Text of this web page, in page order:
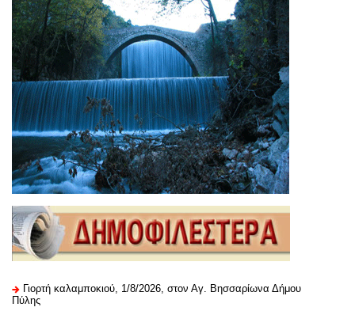
Γιορτή καλαμποκιού, 1/8/2026, στον Αγ. Βησσαρίωνα Δήμου
Πύλης